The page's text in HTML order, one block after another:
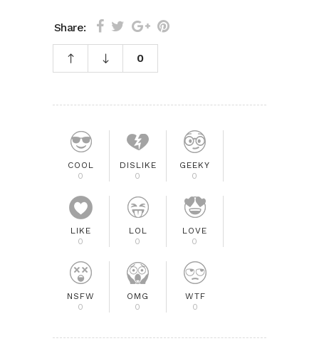
Share:
0
COOL
0
DISLIKE
0
GEEKY
0
LIKE
0
LOL
0
LOVE
0
NSFW
0
OMG
0
WTF
0